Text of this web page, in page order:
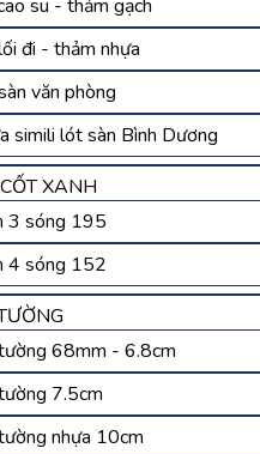
su - thảm gạch
đi - thảm nhựa
văn phòng
simili lót sàn Bình Dương
XANH
3 sóng 195
4 sóng 152
68mm - 6.8cm
7.5cm
nhựa 10cm